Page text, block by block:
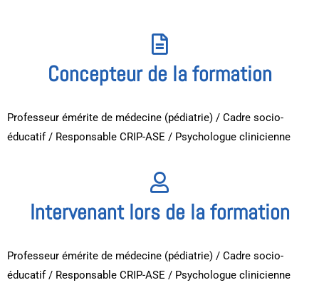
Concepteur de la formation
Professeur émérite de médecine (pédiatrie) / Cadre socio-
éducatif / Responsable CRIP-ASE / Psychologue clinicienne
Intervenant lors de la formation
Professeur émérite de médecine (pédiatrie) / Cadre socio-
éducatif / Responsable CRIP-ASE / Psychologue clinicienne